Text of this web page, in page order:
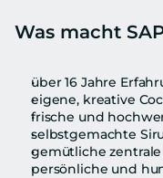
Was macht
über 16 Jahre
eigene, kreative
frische und
selbstgemachte
gemütliche
persönliche und